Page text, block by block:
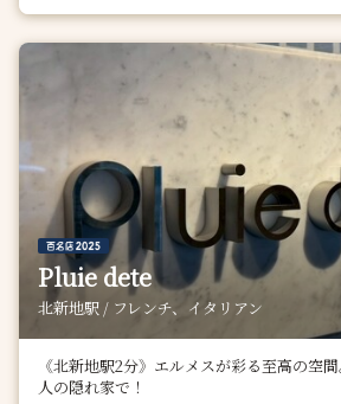
Pluie dete
北新地駅 / フレンチ、イタリアン
《北新地駅2分》エルメスが彩る至高の空
人の隠れ家で！